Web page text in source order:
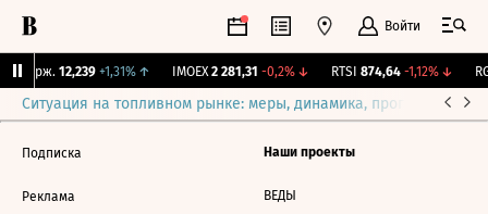
Войти
Бирж. 12,239 +1,31%↑ IMOEX 2 281,31 -0,2%↓ RTSI 874,64 -1,12%↓
Ситуация на топливном рынке: меры, динамика, прогнозы
Подписка
Реклама
Наши проекты
ВЕДЫ